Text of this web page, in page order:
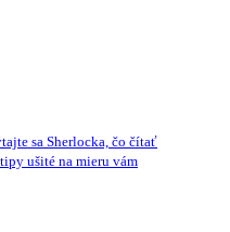
sa Sherlocka, čo čítať
ušité na mieru vám